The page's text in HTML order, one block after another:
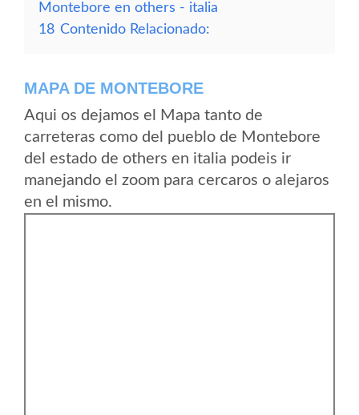
Montebore en others - italia
18 Contenido Relacionado:
MAPA DE MONTEBORE
Aqui os dejamos el Mapa tanto de
carreteras como del pueblo de Montebore
del estado de others en italia podeis ir
manejando el zoom para cercaros o alejaros
en el mismo.